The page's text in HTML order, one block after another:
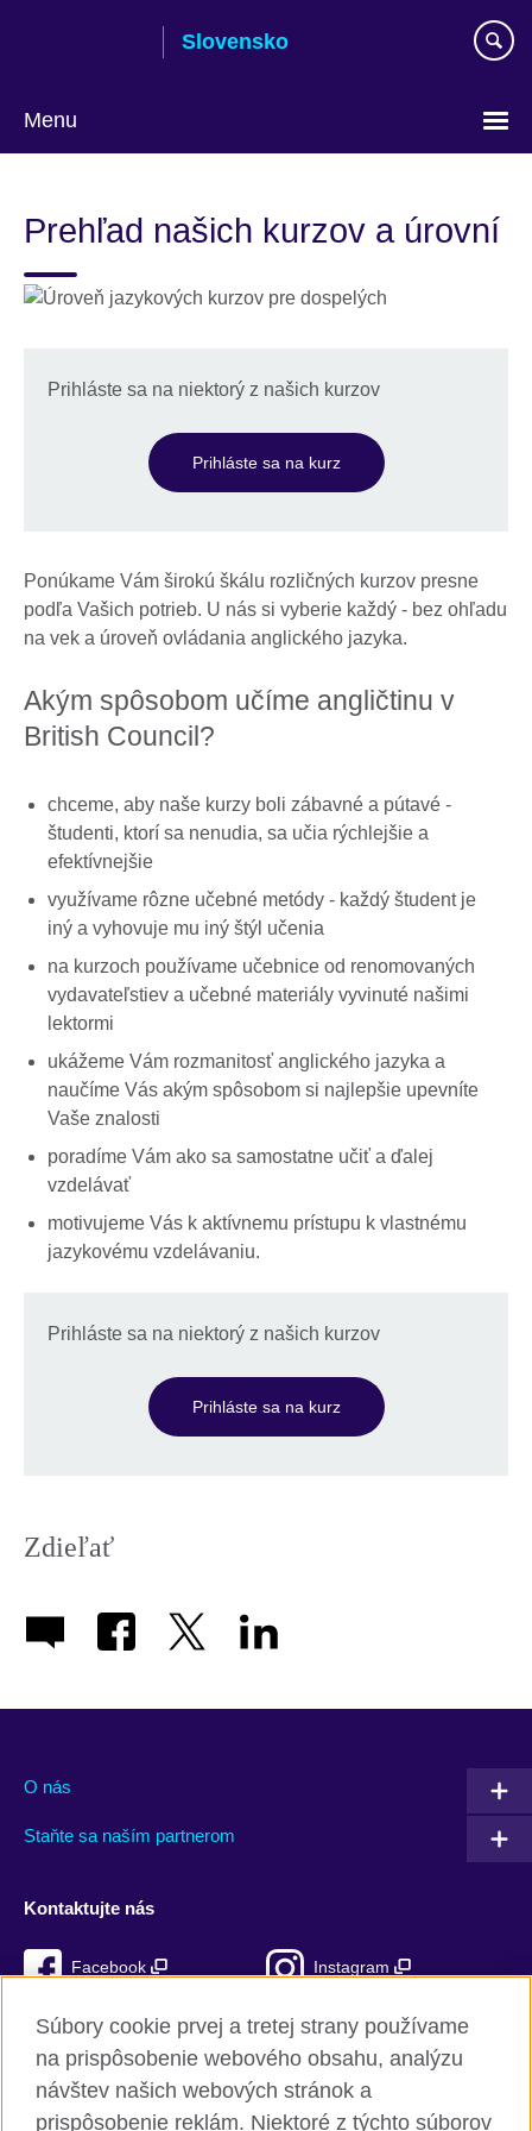
Slovensko
Menu
Prehľad našich kurzov a úrovní
Prihláste sa na niektorý z našich kurzov
Prihláste sa na kurz
Ponúkame Vám širokú škálu rozličných kurzov presne
podľa Vašich potrieb. U nás si vyberie každý - bez ohľadu
na vek a úroveň ovládania anglického jazyka.
Akým spôsobom učíme angličtinu v
British Council?
chceme, aby naše kurzy boli zábavné a pútavé -
študenti, ktorí sa nenudia, sa učia rýchlejšie a
efektívnejšie
využívame rôzne učebné metódy - každý študent je
iný a vyhovuje mu iný štýl učenia
na kurzoch používame učebnice od renomovaných
vydavateľstiev a učebné materiály vyvinuté našimi
lektormi
ukážeme Vám rozmanitosť anglického jazyka a
naučíme Vás akým spôsobom si najlepšie upevníte
Vaše znalosti
poradíme Vám ako sa samostatne učiť a ďalej
vzdelávať
motivujeme Vás k aktívnemu prístupu k vlastnému
jazykovému vzdelávaniu.
Prihláste sa na niektorý z našich kurzov
Prihláste sa na kurz
Zdieľať
O nás
Staňte sa naším partnerom
Kontaktujte nás
Facebook Instagram
Mixcloud TikTok
RSS
Súbory cookie prvej a tretej strany používame
na prispôsobenie webového obsahu, analýzu
návštev našich webových stránok a
prispôsobenie reklám. Niektoré z týchto súborov